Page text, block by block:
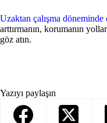
Uzaktan çalışma döneminde
arttırmanın, korumanın
göz atın.
Yazıyı paylaşın